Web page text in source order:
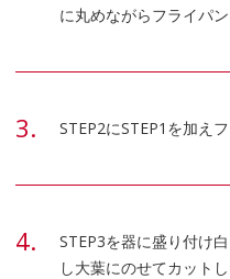
に丸めながらフライパ
STEP2にSTEP1を加え
STEP3を器に盛り付け
し大葉にのせてカット